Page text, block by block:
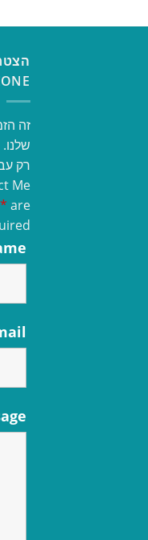
זה
רק
Me
* are